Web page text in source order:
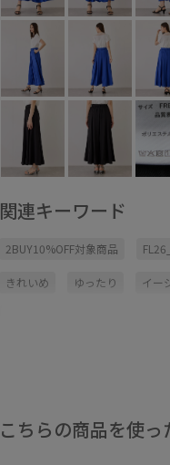
関連キーワード
2BUY10%OFF対象商品
きれいめ ゆったり イー
こちらの商品を使っ